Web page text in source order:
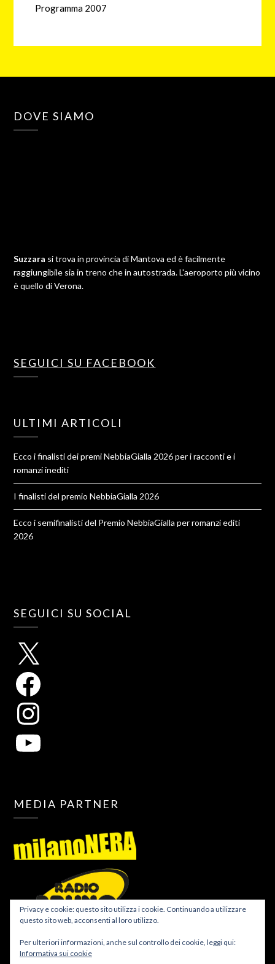
Programma 2007
DOVE SIAMO
Suzzara si trova in provincia di Mantova ed è facilmente
raggiungibile sia in treno che in autostrada. L'aeroporto più vicino
è quello di Verona.
SEGUICI SU FACEBOOK
ULTIMI ARTICOLI
Ecco i finalisti dei premi NebbiaGialla 2026 per i racconti e i
romanzi inediti
I finalisti del premio NebbiaGialla 2026
Ecco i semifinalisti del Premio NebbiaGialla per romanzi editi
2026
SEGUICI SU SOCIAL
MEDIA PARTNER
Privacy e cookie: questo sito utilizza i cookie. Continuando a utilizzare
questo sito web, acconsenti al loro utilizzo.
Per ulteriori informazioni, anche sul controllo dei cookie, leggi qui:
Informativa sui cookie